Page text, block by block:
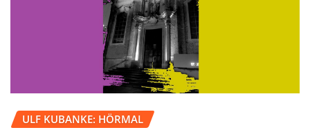
ULF KUBANKE: HÖRMAL